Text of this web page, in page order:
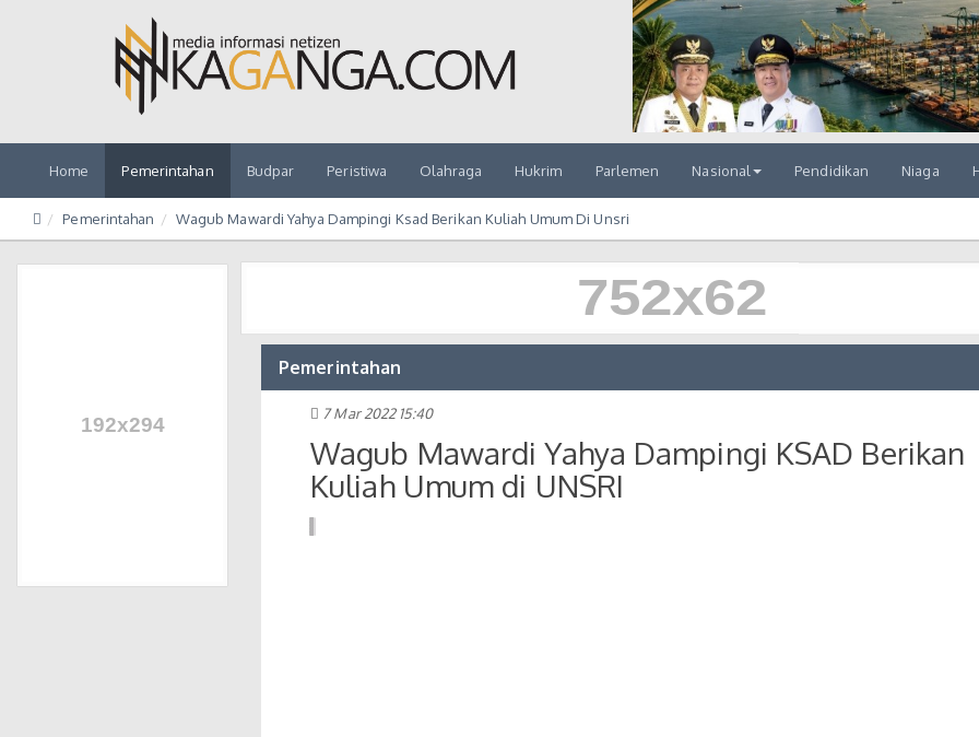
Home Pemerintahan Budpar Peristiwa Olahraga Hukrim Parlemen Nasional Pendidikan Niaga
Pemerintahan Wagub Mawardi Yahya Dampingi Ksad Berikan Kuliah Umum Di Unsri
Pemerintahan
7 Mar 2022 15:40
Wagub Mawardi Yahya Dampingi KSAD Berikan
Kuliah Umum di UNSRI